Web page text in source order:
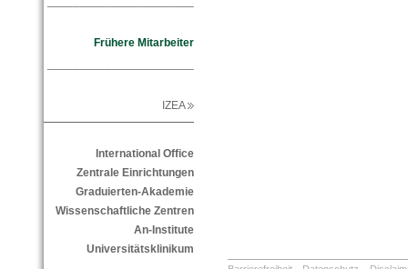
Frühere Mitarbeiter
IZEA
International Office
Zentrale Einrichtungen
Graduierten-Akademie
Wissenschaftliche Zentren
An-Institute
Universitätsklinikum